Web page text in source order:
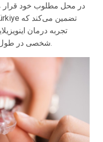
در محل مطلوب خود قرار
تجربه درمان
شخصی در طول درمان بدون مشکل و موثر باشد.